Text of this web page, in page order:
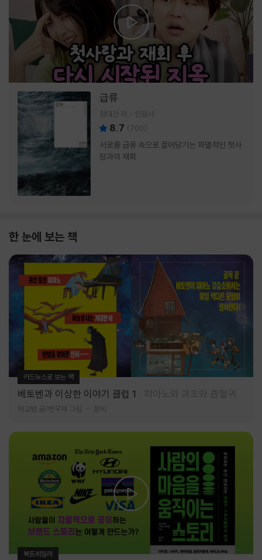
급류
정대건 저 민음사
8.7 (700)
서로를 급류 속으로 끌어당기는 파멸적인 첫사
랑과의 재회
한 눈에 보는 책
카드뉴스로 보는 책
베토벤과 이상한 이야기 클럽 1 피아노와 괴조와 흡혈귀
허교범 글/변우재 그림 창비
북트레일러